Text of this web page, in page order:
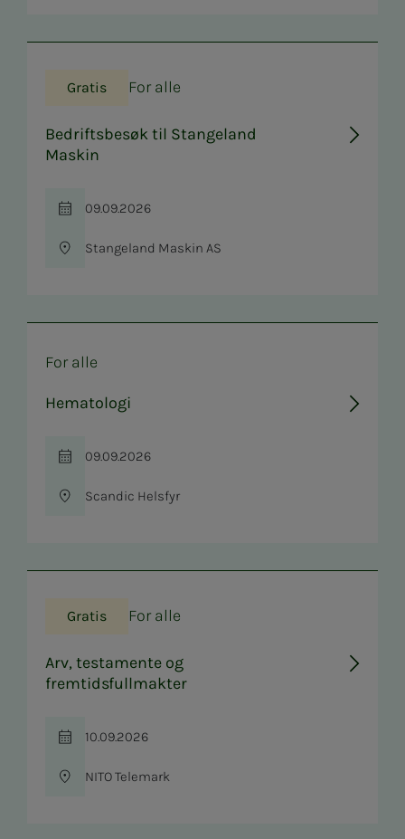
Gratis For alle
Bedriftsbesøk til Stangeland
Maskin
Tid
09.09.2026
Sted
Stangeland Maskin AS
For alle
Hematologi
Tid
09.09.2026
Sted
Scandic Helsfyr
Gratis For alle
Arv, testamente og
fremtidsfullmakter
Tid
10.09.2026
Sted
NITO Telemark